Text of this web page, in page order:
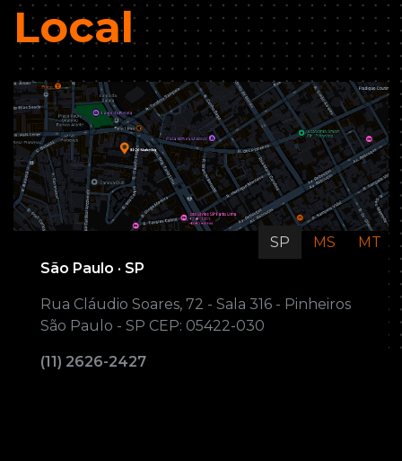
Local
SP MS
MT
São Paulo · SP
Rua Cláudio Soares, 72 - Sala 316 - Pinheiros
São Paulo - SP CEP: 05422-030
(11) 2626-2427